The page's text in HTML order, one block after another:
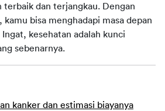
terbaik dan terjangkau. Dengan
kamu bisa menghadapi masa depan
kesehatan adalah kunci
sebenarnya.
kanker dan estimasi biayanya